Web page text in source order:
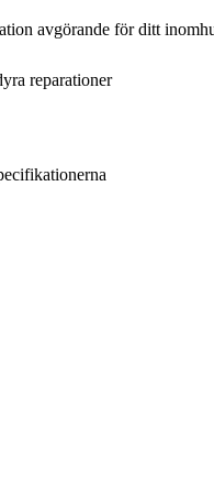
avgörande för ditt
reparationer